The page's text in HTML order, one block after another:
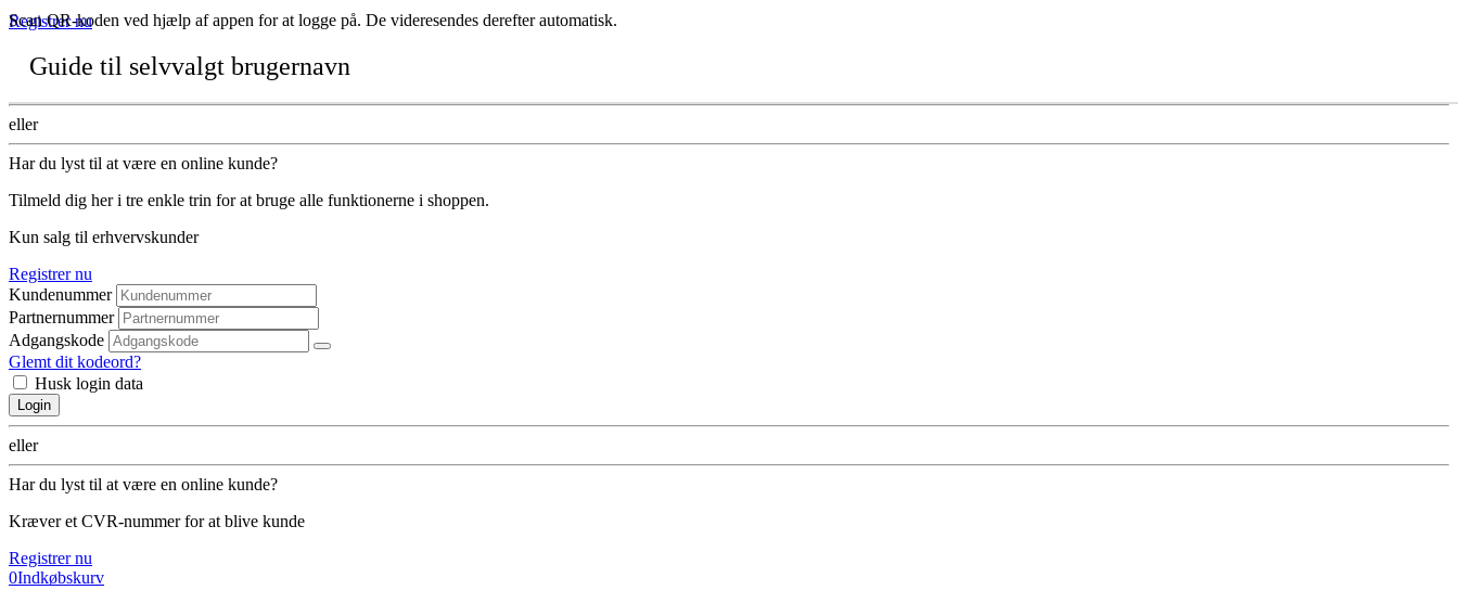
Registrer nu
Guide til selvvalgt brugernavn
Scan QR-koden ved hjælp af appen for at logge på. De videresendes derefter automatisk.
eller
Har du lyst til at være en online kunde?
Tilmeld dig her i tre enkle trin for at bruge alle funktionerne i shoppen.
Kun salg til erhvervskunder
Registrer nu
Kundenummer
Partnernummer
Adgangskode
Glemt dit kodeord?
Husk login data
Login
eller
Har du lyst til at være en online kunde?
Kræver et CVR-nummer for at blive kunde
Registrer nu
0Indkøbskurv